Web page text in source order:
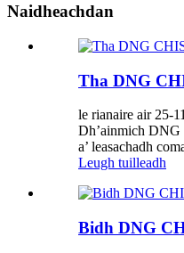
Naidheachdan
Tha DNG
le rianaire air 25-
Dh’ainmich DNG
a’ leasachadh
Leugh tuilleadh
Bidh DNG